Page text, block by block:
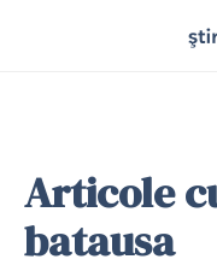
Articole
batausa